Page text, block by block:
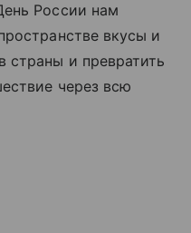
России нам
вкусы и
страны и превратить
через всю